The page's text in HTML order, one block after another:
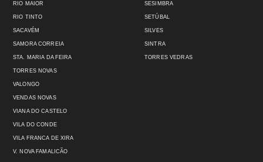
RIO MAIOR
RIO TINTO
SACAVÉM
SAMORA CORREIA
STA. MARIA DA FEIRA
SESIMBRA
SETÚBAL
SILVES
SINTRA
TORRES VEDRAS
TORRES NOVAS
VALONGO
VENDAS NOVAS
VIANA DO CASTELO
VILA DO CONDE
VILA FRANCA DE XIRA
V. NOVA FAMALICÃO